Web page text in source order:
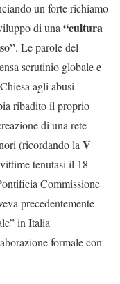
un forte richiamo
di una“cultura
. Le parole del
scrutinio globale e
agli abusi
ribadito il proprio
di una rete
(ricordando laV
tenutasi il 18
Commissione
precedentemente
in Italia
formale con